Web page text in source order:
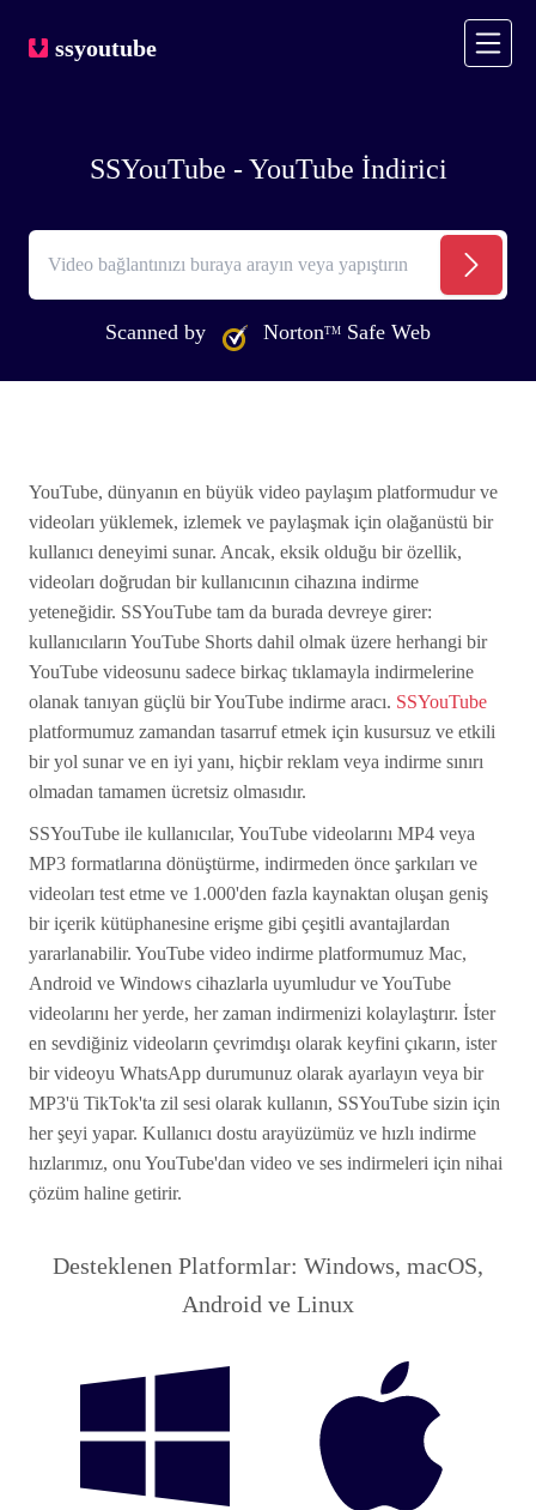
ssyoutube
SSYouTube - YouTube İndirici
Scanned by NortonTM Safe Web
YouTube, dünyanın en büyük video paylaşım platformudur ve
videoları yüklemek, izlemek ve paylaşmak için olağanüstü bir
kullanıcı deneyimi sunar. Ancak, eksik olduğu bir özellik,
videoları doğrudan bir kullanıcının cihazına indirme
yeteneğidir. SSYouTube tam da burada devreye girer:
kullanıcıların YouTube Shorts dahil olmak üzere herhangi bir
YouTube videosunu sadece birkaç tıklamayla indirmelerine
olanak tanıyan güçlü bir YouTube indirme aracı. SSYouTube
platformumuz zamandan tasarruf etmek için kusursuz ve etkili
bir yol sunar ve en iyi yanı, hiçbir reklam veya indirme sınırı
olmadan tamamen ücretsiz olmasıdır.
SSYouTube ile kullanıcılar, YouTube videolarını MP4 veya
MP3 formatlarına dönüştürme, indirmeden önce şarkıları ve
videoları test etme ve 1.000'den fazla kaynaktan oluşan geniş
bir içerik kütüphanesine erişme gibi çeşitli avantajlardan
yararlanabilir. YouTube video indirme platformumuz Mac,
Android ve Windows cihazlarla uyumludur ve YouTube
videolarını her yerde, her zaman indirmenizi kolaylaştırır. İster
en sevdiğiniz videoların çevrimdışı olarak keyfini çıkarın, ister
bir videoyu WhatsApp durumunuz olarak ayarlayın veya bir
MP3'ü TikTok'ta zil sesi olarak kullanın, SSYouTube sizin için
her şeyi yapar. Kullanıcı dostu arayüzümüz ve hızlı indirme
hızlarımız, onu YouTube'dan video ve ses indirmeleri için nihai
çözüm haline getirir.
Desteklenen Platformlar: Windows, macOS,
Android ve Linux